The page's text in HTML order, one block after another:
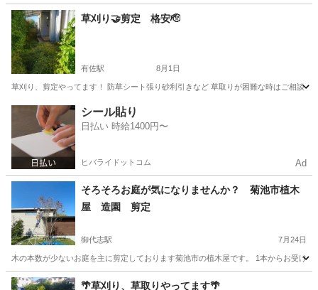
熊本 熊本市 田崎橋駅 剪定/造園
草刈り🤝剪定 格安🫡
有佐駅 8月1日
草刈り、剪定やってます！ 防草シート張り砂利引きなど 草取りが困難な時はご相談く
熊本市 有佐駅 草刈り
シール貼り
日払い 時給1400円〜
ヒバライドットコム Ad
そろそろお庭が気になりませんか？ 菊池市植木
屋 造園 剪定
御代志駅 7月24日
木の本数が少ないお庭を主に剪定しております菊池市の植木屋です。 1本からお受け
熊本 菊池市 御代志駅 植木/庭木植え替え
🌴草刈り、草取りやってます🌴